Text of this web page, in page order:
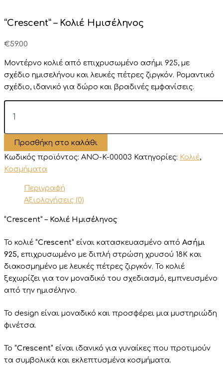
“Crescent” – Κολιέ Ημισέληνος
€59.00
Μοντέρνο κολιέ από επιχρυσωμένο ασήμι 925, με
σχέδιο ημισελήνου και λευκές πέτρες ζιργκόν. Ρομαντικό
σχέδιο, ιδανικόγια δώρο και βραδινές εμφανίσεις.
"Crescent"
Ημισέληνος
ποσότητα
Προσθήκη στο καλάθι
Κωδικός προϊόντος: ANO-K-00003 Κατηγορίες: Κολιέ,
Κοσμήματα
Περιγραφή
Αξιολογήσεις (0)
“Crescent” – Κολιέ Ημισέληνος
Το κολιέ “Crescent” είναι κατασκευασμένο από Ασήμι
925, επιχρυσωμένο με διπλή στρώση χρυσού 18Κ και
διακοσμημένο με λευκές πέτρες ζιργκόν. Το κολιέ
ξεχωρίζει για τον μοναδικό του σχεδιασμό, εμπνευσμένο
από την ημισέληνο.
Το design είναι μοναδικό και προσφέρει μια μυστηριώδη
φινέτσα.
Το “Crescent” είναι ιδανικό για γυναίκες που προτιμούν
τα συμβολικά και εκλεπτυσμένα κοσμήματα.